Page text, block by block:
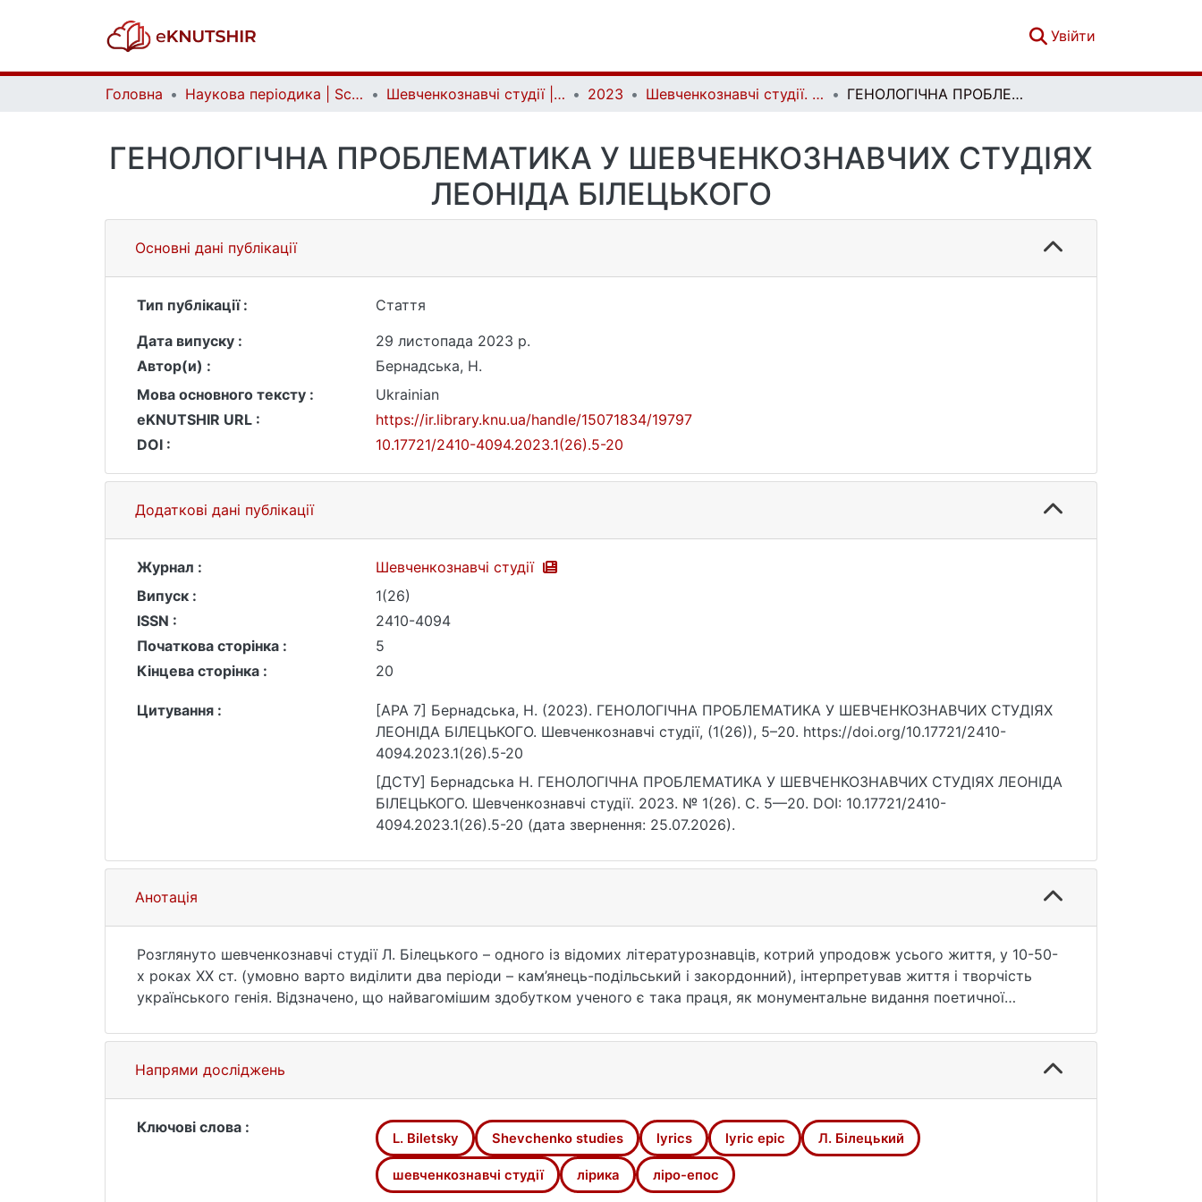
Увійти
Головна Наукова періодика | Scientific periodicals Шевченкознавчі студії | Shevchenko Studies 2023 Шевченкознавчі студії. Вип. 1(26) ГЕНОЛОГІЧНА ПРОБЛЕМАТИКА У ШЕВЧЕНКОЗНАВЧИХ СТУДІЯХ ЛЕОНІДА БІЛЕЦЬКОГО
ГЕНОЛОГІЧНА ПРОБЛЕМАТИКА У ШЕВЧЕНКОЗНАВЧИХ СТУДІЯХ
ЛЕОНІДА БІЛЕЦЬКОГО
Основні дані публікації
Тип публікації :
Стаття
Дата випуску :
29 листопада 2023 р.
Автор(и) :
Бернадська, Н.
Мова основного тексту :
Ukrainian
eKNUTSHIR URL :
https://ir.library.knu.ua/handle/15071834/19797
DOI :
10.17721/2410-4094.2023.1(26).5-20
Додаткові дані публікації
Журнал :
Шевченкознавчі студії
Випуск :
1(26)
ISSN :
2410-4094
Початкова сторінка :
5
Кінцева сторінка :
20
Цитування :
[APA 7] Бернадська, Н. (2023). ГЕНОЛОГІЧНА ПРОБЛЕМАТИКА У ШЕВЧЕНКОЗНАВЧИХ СТУДІЯХ
ЛЕОНІДА БІЛЕЦЬКОГО. Шевченкознавчі студії, (1(26)), 5–20. https://doi.org/10.17721/2410-
4094.2023.1(26).5-20
[ДСТУ] Бернадська Н. ГЕНОЛОГІЧНА ПРОБЛЕМАТИКА У ШЕВЧЕНКОЗНАВЧИХ СТУДІЯХ ЛЕОНІДА
БІЛЕЦЬКОГО. Шевченкознавчі студії. 2023. № 1(26). С. 5—20. DOI: 10.17721/2410-
4094.2023.1(26).5-20 (дата звернення: 25.07.2026).
Анотація
Розглянуто шевченкознавчі студії Л. Білецького – одного із відомих літературознавців, котрий упродовж усього життя, у 10-50-
х роках ХХ ст. (умовно варто виділити два періоди – кам’янець-подільський і закордонний), інтерпретував життя і творчість
українського генія. Відзначено, що найвагомішим здобутком ученого є така праця, як монументальне видання поетичної
а також особливим – циклічним, за групами текстів відповідно до поетового душевного стану – компонуванням. Простежено
(за виданням «Шевченкіана», томи 1–3, опублікованим у Києві 2013 року), як Л. Білецький визначає жанрову природу і ліричних
(елегія, лірика особиста, рефлексійна, на народній основі), і ліро-епічних творів (поема, балада, діалог) поета. І хоча його
міркування принагідні, несистемні, вони цікаві як історику, так і теоретику літератури, бо додають нові штрихи до творчості
Т. Шевченка.
СПИСОК ВИКОРИСТАНИХ ДЖЕРЕЛ
Напрями досліджень
Ключові слова :
L. Biletsky Shevchenko studies lyrics lyric epic Л. Білецький
шевченкознавчі студії лірика ліро-епос